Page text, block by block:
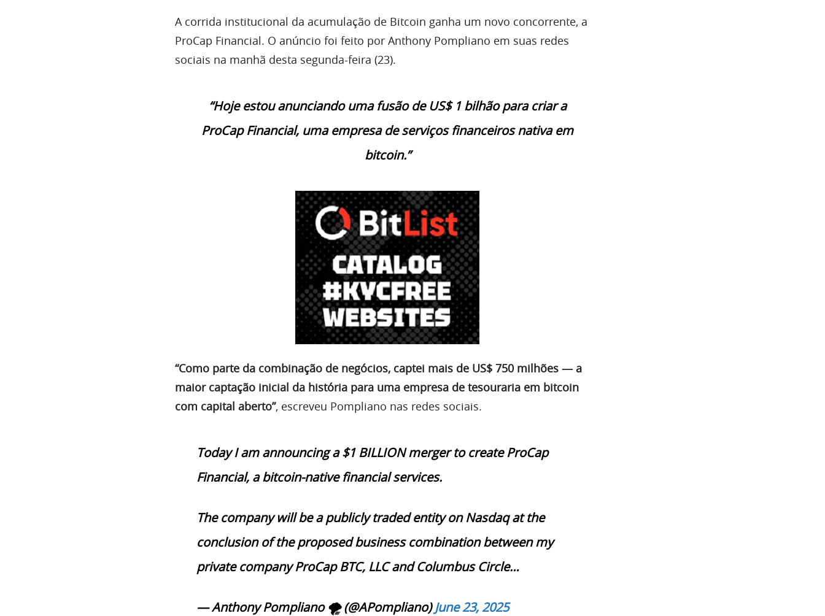
A corrida institucional da acumulação de Bitcoin ganha um novo concorrente, a
ProCap Financial. O anúncio foi feito por Anthony Pompliano em suas redes
sociais na manhã desta segunda-feira (23).
“Hoje estou anunciando uma fusão de US$ 1 bilhão para criar a
ProCap Financial, uma empresa de serviços financeiros nativa em
bitcoin.”
“Como parte da combinação de negócios, captei mais de US$ 750 milhões — a
maior captação inicial da história para uma empresa de tesouraria em bitcoin
com capital aberto”, escreveu Pompliano nas redes sociais.
Today I am announcing a $1 BILLION merger to create ProCap
Financial, a bitcoin-native financial services.
The company will be a publicly traded entity on Nasdaq at the
conclusion of the proposed business combination between my
private company ProCap BTC, LLC and Columbus Circle…
— Anthony Pompliano 🌪 (@APompliano)June 23, 2025